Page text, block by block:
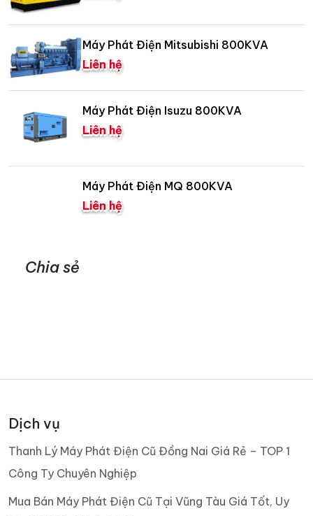
Máy Phát Điện Mitsubishi 800KVA
Liên hệ
Máy Phát Điện Isuzu 800KVA
Liên hệ
Máy Phát Điện MQ 800KVA
Liên hệ
Chia sẻ
Dịch vụ
Thanh Lý Máy Phát Điện Cũ Đồng Nai Giá Rẻ – TOP 1
Công Ty Chuyên Nghiệp
Mua Bán Máy Phát Điện Cũ Tại Vũng Tàu Giá Tốt, Uy